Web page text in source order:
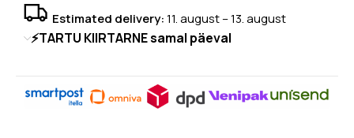
Estimated delivery:11. august – 13. august
⚡TARTU KIIRTARNE samal päeval